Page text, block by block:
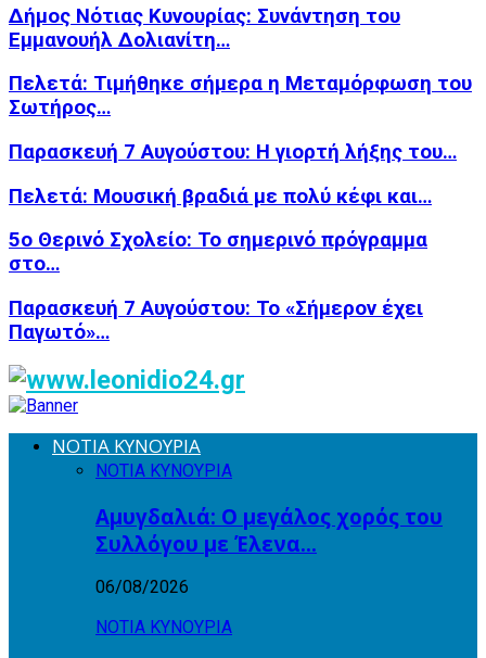
Δήμος Νότιας Κυνουρίας: Συνάντηση του
Εμμανουήλ Δολιανίτη…
Πελετά: Τιμήθηκε σήμερα η Μεταμόρφωση του
Σωτήρος…
Παρασκευή 7 Αυγούστου: Η γιορτή λήξης του…
Πελετά: Μουσική βραδιά με πολύ κέφι και…
5ο Θερινό Σχολείο: Το σημερινό πρόγραμμα
στο…
Παρασκευή 7 Αυγούστου: Το «Σήμερον έχει
Παγωτό»…
ΝΟΤΙΑ ΚΥΝΟΥΡΙΑ
ΝΟΤΙΑ ΚΥΝΟΥΡΙΑ
Αμυγδαλιά: Ο μεγάλος χορός του
Συλλόγου με Έλενα…
06/08/2026
ΝΟΤΙΑ ΚΥΝΟΥΡΙΑ